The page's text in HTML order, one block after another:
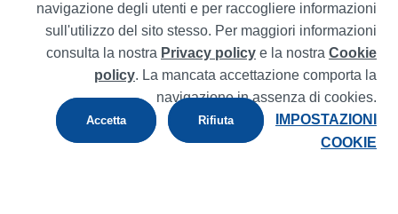
navigazione degli utenti e per raccogliere informazioni
sull'utilizzo del sito stesso. Per maggiori informazioni
consulta la nostra Privacy policy e la nostra Cookie
policy. La mancata accettazione comporta la
navigazione in assenza di cookies.
Accetta Rifiuta
IMPOSTAZIONI
COOKIE